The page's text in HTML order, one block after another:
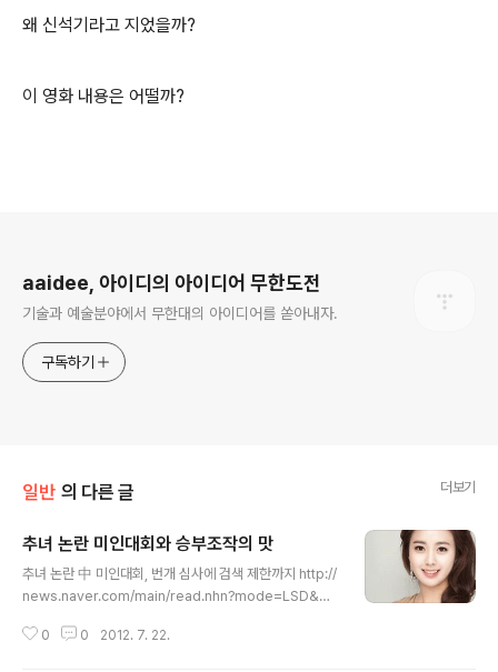
왜 신석기라고 지었을까?
이 영화 내용은 어떨까?
aaidee, 아이디의 아이디어 무한도전
기술과 예술분야에서 무한대의 아이디어를 쏟아내자.
구독하기
일반 의 다른 글 더보기
추녀 논란 미인대회와 승부조작의 맛
추녀 논란 中 미인대회, 번개 심사에 검색 제한까지 http://
news.naver.com/main/read.nhn?mode=LSD&mi
"중국 대표 미녀 도시 충칭(重慶)시의 한 미인 대회 수상자
0 0 2012. 7. 22.